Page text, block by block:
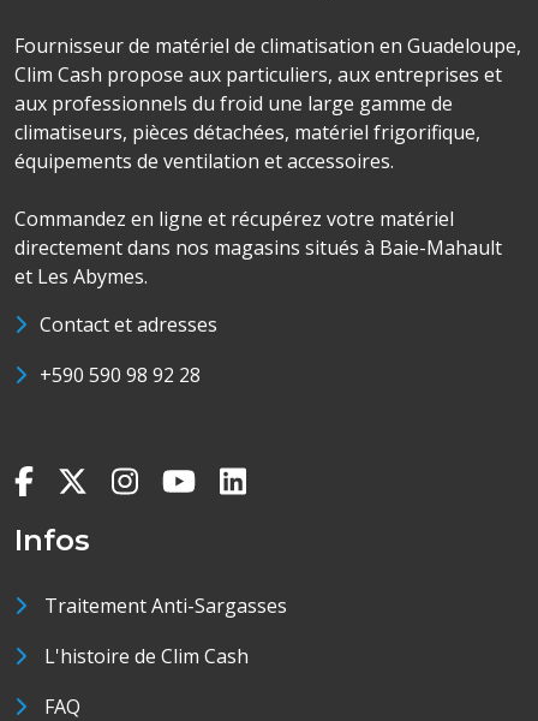
Fournisseur de matériel de climatisation en Guadeloupe,
Clim Cash propose aux particuliers, aux entreprises et
aux professionnels du froid une large gamme de
climatiseurs, pièces détachées, matériel frigorifique,
équipements de ventilation et accessoires.
Commandez en ligne et récupérez votre matériel
directement dans nos magasins situés à Baie-Mahault
et Les Abymes.
Contact et adresses
+590 590 98 92 28
Infos
Traitement Anti-Sargasses
L'histoire de Clim Cash
FAQ